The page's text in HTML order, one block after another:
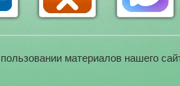
материалов нашего